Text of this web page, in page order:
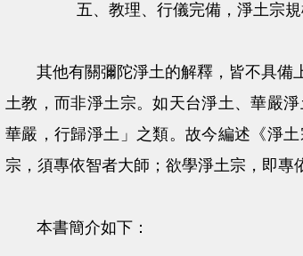
五、教理、行儀完備，淨土宗規
其他有關彌陀淨土的解釋，皆不具備
土教，而非淨土宗。如天台淨土、華嚴
華嚴，行歸淨土」之類。故今編述《淨
宗，須專依智者大師；欲學淨土宗，即專
本書簡介如下：